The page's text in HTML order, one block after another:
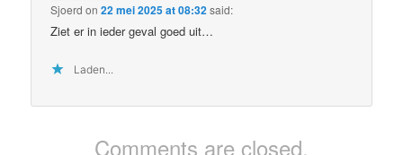
Sjoerd on22 mei 2025 at 08:32said:
Ziet er in ieder geval goed uit…
Laden...
Comments are closed.